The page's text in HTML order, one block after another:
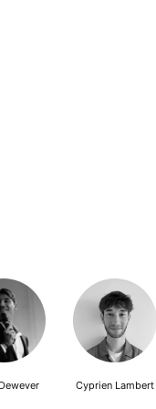
Cyprien Lambert